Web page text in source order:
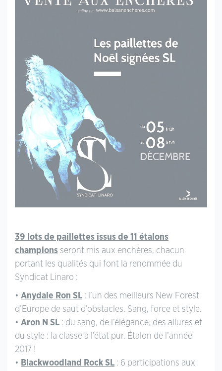
39 lots de paillettes issus de 11 étalons
champions seront mis aux enchères, chacun
portant les qualités qui font la renommée du
Syndicat Linaro :
• Anydale Ron SL : l’un des meilleurs New Forest
d’Europe de saut d’obstacles. Sang, force et style.
• Aron N SL : du sang, de l’élégance, des allures et
du style : la classe à l’état pur. Étalon de l’année
2017 !
• Blackwoodland Rock SL : 6 participations aux